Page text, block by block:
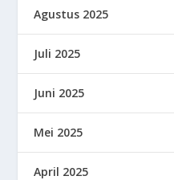
Agustus 2025
Juli 2025
Juni 2025
Mei 2025
April 2025